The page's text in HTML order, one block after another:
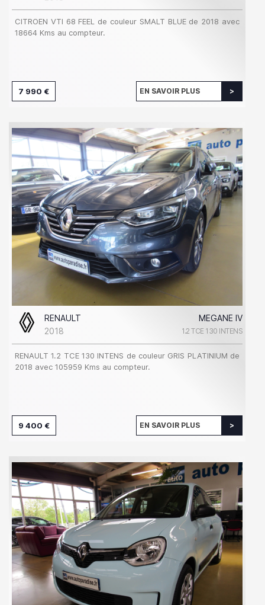
CITROEN VTI 68 FEEL de couleur SMALT BLUE de 2018 avec
18664 Kms au compteur.
7 990 € EN SAVOIR PLUS
RENAULT
MEGANE IV
2018
1.2 TCE 130 INTENS
RENAULT 1.2 TCE 130 INTENS de couleur GRIS PLATINIUM de
2018 avec 105959 Kms au compteur.
9 400 € EN SAVOIR PLUS